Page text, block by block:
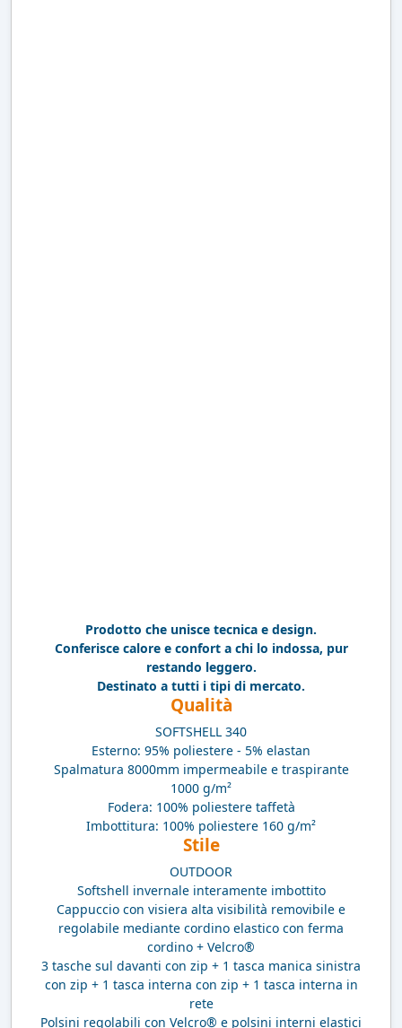
Prodotto che unisce tecnica e design.
Conferisce calore e confort a chi lo indossa, pur
restando leggero.
Destinato a tutti i tipi di mercato.
Qualità
SOFTSHELL 340
Esterno: 95% poliestere - 5% elastan
Spalmatura 8000mm impermeabile e traspirante
1000 g/m²
Fodera: 100% poliestere taffetà
Imbottitura: 100% poliestere 160 g/m²
Stile
OUTDOOR
Softshell invernale interamente imbottito
Cappuccio con visiera alta visibilità removibile e
regolabile mediante cordino elastico con ferma
cordino + Velcro®
3 tasche sul davanti con zip + 1 tasca manica sinistra
con zip + 1 tasca interna con zip + 1 tasca interna in
rete
Polsini regolabili con Velcro® e polsini interni elastici